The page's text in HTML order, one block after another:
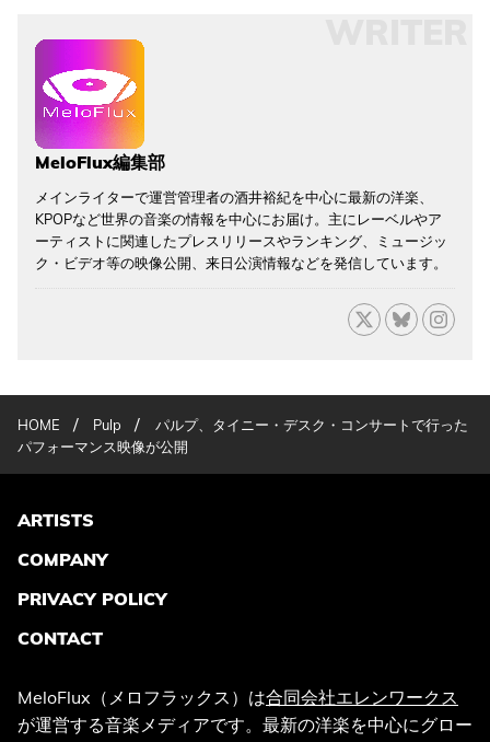
MeloFlux編集部
メインライターで運営管理者の酒井裕紀を中心に最新の洋楽、
KPOPなど世界の音楽の情報を中心にお届け。主にレーベルやア
ーティストに関連したプレスリリースやランキング、ミュージッ
ク・ビデオ等の映像公開、来日公演情報などを発信しています。
HOME / Pulp /
パルプ、タイニー・デスク・コンサートで行った
パフォーマンス映像が公開
ARTISTS
COMPANY
PRIVACY POLICY
CONTACT
MeloFlux（メロフラックス）は合同会社エレンワークス
が運営する音楽メディアです。最新の洋楽を中心にグロー